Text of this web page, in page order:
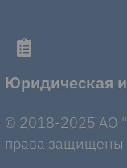
Юридическая
© 2018-2025 AO
права защищены